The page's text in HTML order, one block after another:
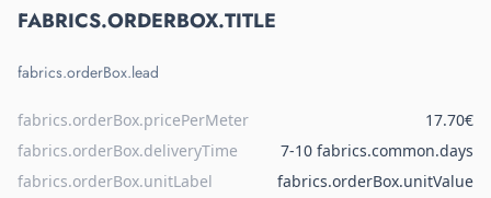
FABRICS.ORDERBOX.TITLE
fabrics.orderBox.lead
fabrics.orderBox.pricePerMeter
17.70€
fabrics.orderBox.deliveryTime
7-10 fabrics.common.days
fabrics.orderBox.unitLabel
fabrics.orderBox.unitValue